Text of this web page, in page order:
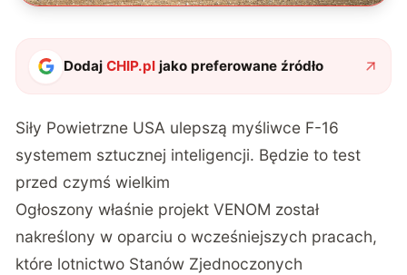
DodajCHIP.pl jako preferowane źródło
Siły Powietrzne USA ulepszą myśliwce F-16
systemem sztucznej inteligencji. Będzie to test
przed czymś wielkim
Ogłoszony właśnie projekt VENOM został
nakreślony w oparciu o wcześniejszych pracach,
które lotnictwo Stanów Zjednoczonych